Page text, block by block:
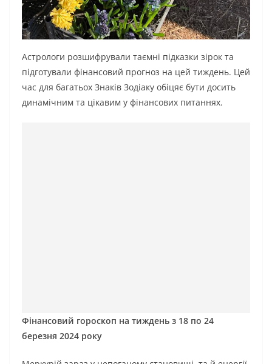
Астрологи розшифрували таємні підказки зірок та
підготували фінансовий прогноз на цей тиждень. Цей
час для багатьох Знаків Зодіаку обіцяє бути досить
динамічним та цікавим у фінансових питаннях.
Фінансовий гороскоп на тиждень з 18 по 24
березня 2024 року